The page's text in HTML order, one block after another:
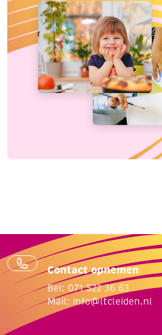
Contact opnemen
Bel: 071 522 36 63
Mail: info@ltcleiden.nl